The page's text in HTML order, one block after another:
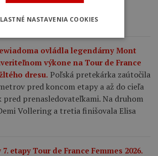
ovládla legendárny Mont
výkone na Tour de France
dresu. Poľská pretekárka zaútočila
pred koncom etapy a až do cieľa
pred prenasledovateľkami. Na druhom
Vollering a tretia finišovala Elisa
etapy Tour de France Femmes 2026.
NASTAVENIA COOKIES